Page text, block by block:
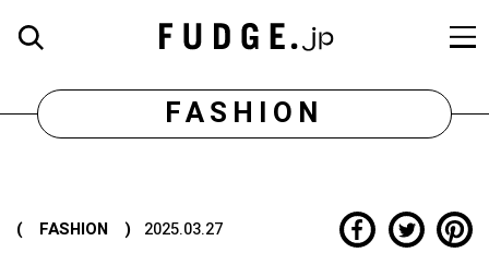
FASHION
( FASHION ) 2025.03.27